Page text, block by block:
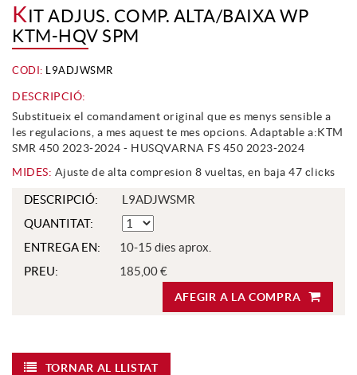
KIT ADJUS. COMP. ALTA/BAIXA WP
KTM-HQV SPM
CODI: L9ADJWSMR
DESCRIPCIÓ:
Substitueix el comandament original que es menys sensible a
les regulacions, a mes aquest te mes opcions. Adaptable a:KTM
SMR 450 2023-2024 - HUSQVARNA FS 450 2023-2024
MIDES: Ajuste de alta compresion 8 vueltas, en baja 47 clicks
DESCRIPCIÓ:
L9ADJWSMR
QUANTITAT:
ENTREGA EN:
10-15 dies aprox.
PREU:
185,00 €
AFEGIR A LA COMPRA
TORNAR AL LLISTAT